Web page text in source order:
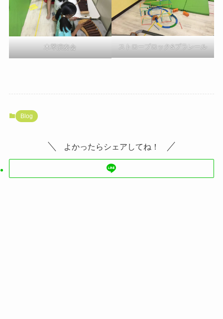
木琴演奏会 ストローブロック&プラレール
Blog
よかったらシェアしてね！